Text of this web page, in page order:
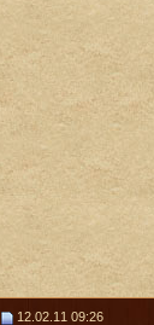
12.02.11 09:26